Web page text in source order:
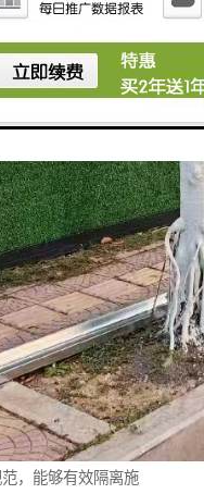
，能够有效隔离施